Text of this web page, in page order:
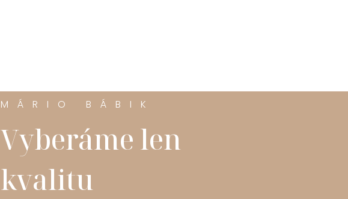
MÁRIO BÁBIK
Vyberáme len
kvalitu